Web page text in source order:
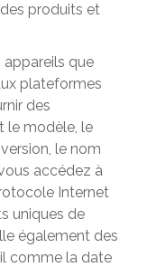
produits et
appareils que
plateformes
des
le modèle, le
le nom
accédez à
Internet
uniques de
également des
comme la date